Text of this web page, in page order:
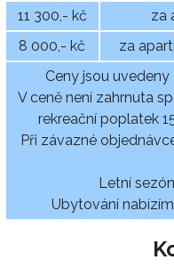
11 300,- kč
za
8 000,- kč
za
Ceny jsou
V ceně není zahrnuta
rekreační poplatek
Při závazné
Letní
Ubytování